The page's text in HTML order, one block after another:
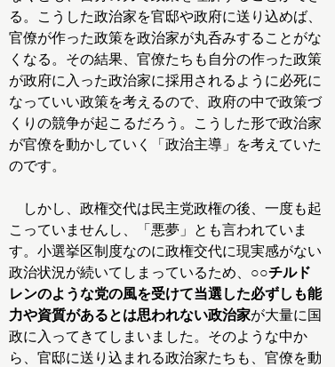
る。こうした政治家を官邸や政府に送り込めば、
官僚が作った政策を政治家が丸呑みすることがな
くなる。その結果、官僚たちも自分の作った政策
が政府に入った政治家に採用されるように必死に
なっていい政策を考えるので、政府の中で政策づ
くりの競争が起こるだろう。こうした形で政治家
が官僚を動かしていく「政治主導」を考えていた
のです。
しかし、政権交代は民主党政権の後、一度も起
こっていませんし、「悪夢」とも言われていま
す。小選挙区制度なのに政権交代に現実感がない
政治状況が続いてしまっているため、 ○○チルド
レンのような党の風を受けて当選した必ずしも能
力や資質があるとは思われない政治家が大量に国
政に入ってきてしまいました。そのような中か
ら、官邸に送り込まれる政治家たちも、官僚を動